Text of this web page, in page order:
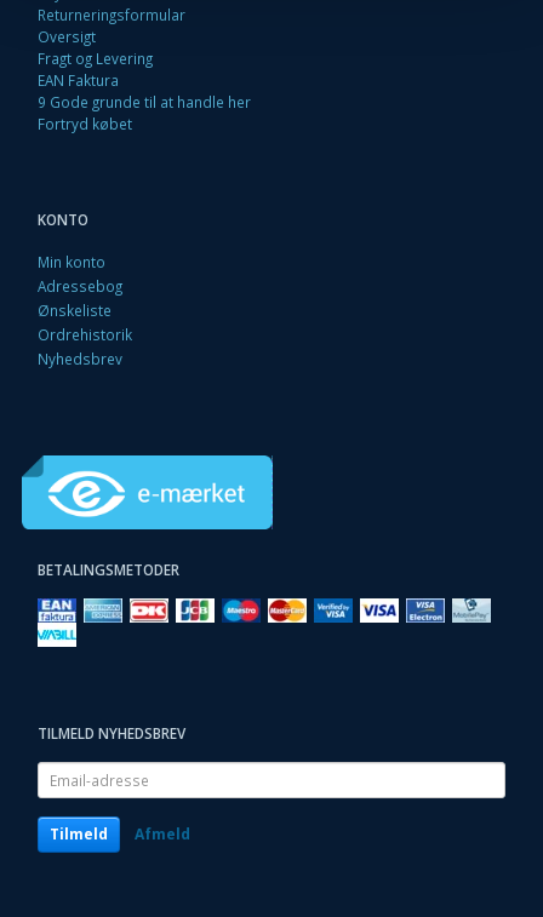
Returneringsformular
Oversigt
Fragt og Levering
EAN Faktura
9 Gode grunde til at handle her
Fortryd købet
KONTO
Min konto
Adressebog
Ønskeliste
Ordrehistorik
Nyhedsbrev
BETALINGSMETODER
TILMELD NYHEDSBREV
Email-
adresse
Tilmeld Afmeld